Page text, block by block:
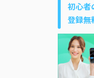
初心
登録無